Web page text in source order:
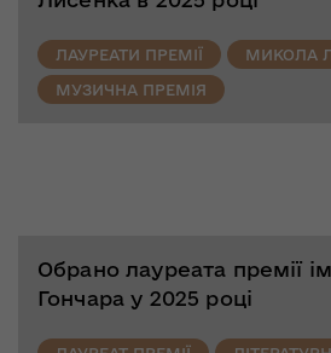
ЛАУРЕАТИ ПРЕМІЇ МИКОЛА
МУЗИЧНА ПРЕМІЯ
Обрано лауреата премії
Гончара у 2025 році